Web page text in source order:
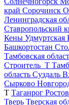
край Сорочинск
Ленинградская
Ставропольский
Кены Удмуртская
Башкортостан
Тамбовская
Строитель_Т
область Суздаль
Сырково
Т Таганрог
Тверь Тверская